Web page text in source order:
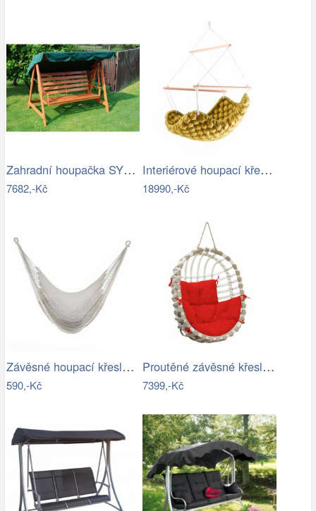
Zahradní houpačka SYLVA Rojaplast
7682,-Kč
Interiérové houpací křeslo Swingy In…
18990,-Kč
Závěsné houpací křeslo KAZAN Tempo…
590,-Kč
Proutěné závěsné křeslo Lena, bílý rám…
7399,-Kč